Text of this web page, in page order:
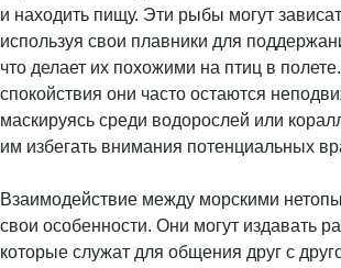
и находить пищу. Эти рыбы могут
используя свои плавники для
что делает их похожими на птиц в
спокойствия они часто остаются
маскируясь среди водорослей или
им избегать внимания потенциальных
Взаимодействие между морскими
свои особенности. Они могут издавать
которые служат для общения друг с